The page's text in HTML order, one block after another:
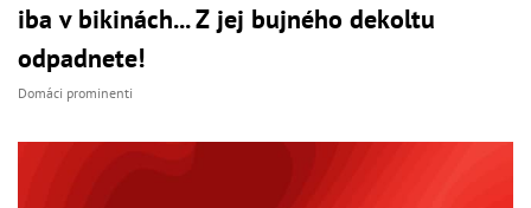
iba v bikinách... Z jej bujného dekoltu
odpadnete!
Domáci prominenti